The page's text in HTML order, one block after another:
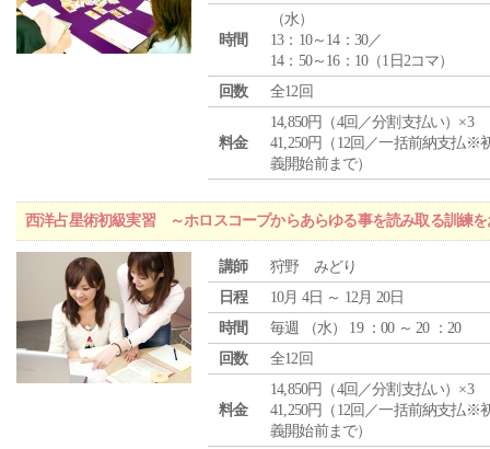
時間
（水）
13：10～14：30／
14：50～16：10（1日2コマ）
回数
全12回
料金
14,850円（4回／分割支払い）×3
41,250円（12回／一括前納支払※
義開始前まで）
西洋占星術初級実習 ～ホロスコープからあらゆる事を読み取る訓練を
講師
狩野 みどり
日程
10月 4日 ～ 12月 20日
時間
毎週 （水） 19 ：00 ～ 20 ：20
回数
全12回
料金
14,850円（4回／分割支払い）×3
41,250円（12回／一括前納支払※
義開始前まで）